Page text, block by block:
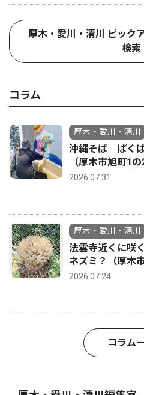
厚木・愛川・清川 ピック
検索
コラム
厚木・愛川・清川
沖縄そば ぱく
（厚木市旭町1
2026.07.31
厚木・愛川・清川
法雲寺近くに咲
ネズミ？（厚木
2026.07.24
コラム